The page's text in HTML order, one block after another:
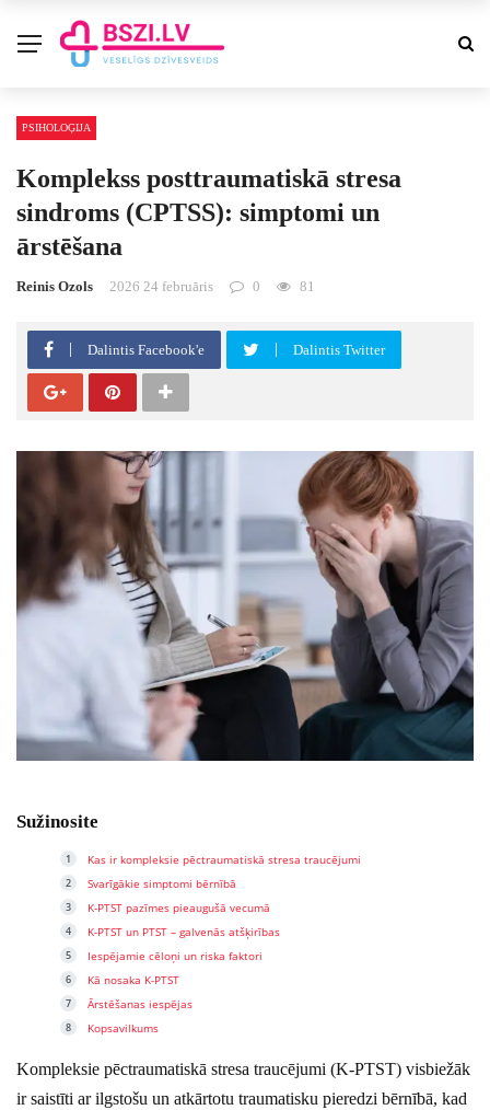
PSIHOLOĢIJA
Komplekss posttraumatiskā stresa
sindroms (CPTSS): simptomi un
ārstēšana
Reinis Ozols 2026 24 februāris 0 81
Dalintis Facebook'e Dalintis Twitter
Sužinosite
Kas ir kompleksie pēctraumatiskā stresa traucējumi
Svarīgākie simptomi bērnībā
K-PTST pazīmes pieaugušā vecumā
K-PTST un PTST – galvenās atšķirības
Iespējamie cēloņi un riska faktori
Kā nosaka K-PTST
Ārstēšanas iespējas
Kopsavilkums
Kompleksie pēctraumatiskā stresa traucējumi (K-PTST) visbiežāk
ir saistīti ar ilgstošu un atkārtotu traumatisku pieredzi bērnībā, kad